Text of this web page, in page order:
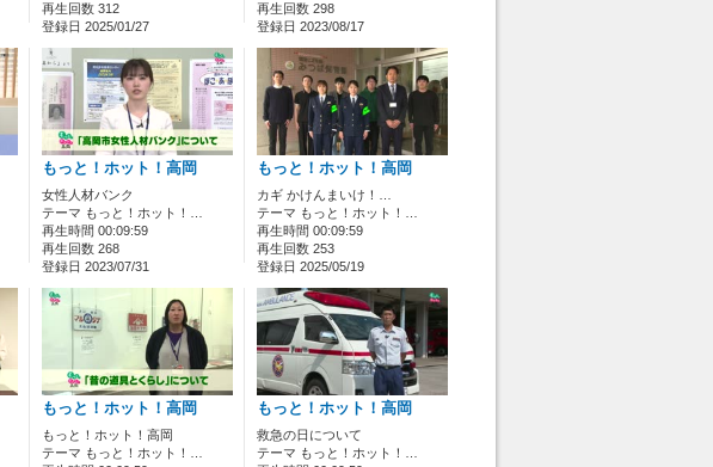
再生回数 312
登録日 2025/01/27
再生回数 298
登録日 2023/08/17
もっと！ホット！高岡
女性人材バンク
テーマ もっと！ホット！…
再生時間 00:09:59
再生回数 268
登録日 2023/07/31
もっと！ホット！高岡
カギ かけんまいけ！…
テーマ もっと！ホット！…
再生時間 00:09:59
再生回数 253
登録日 2025/05/19
もっと！ホット！高岡
もっと！ホット！高岡
テーマ もっと！ホット！…
もっと！ホット！高岡
救急の日について
テーマ もっと！ホット！…